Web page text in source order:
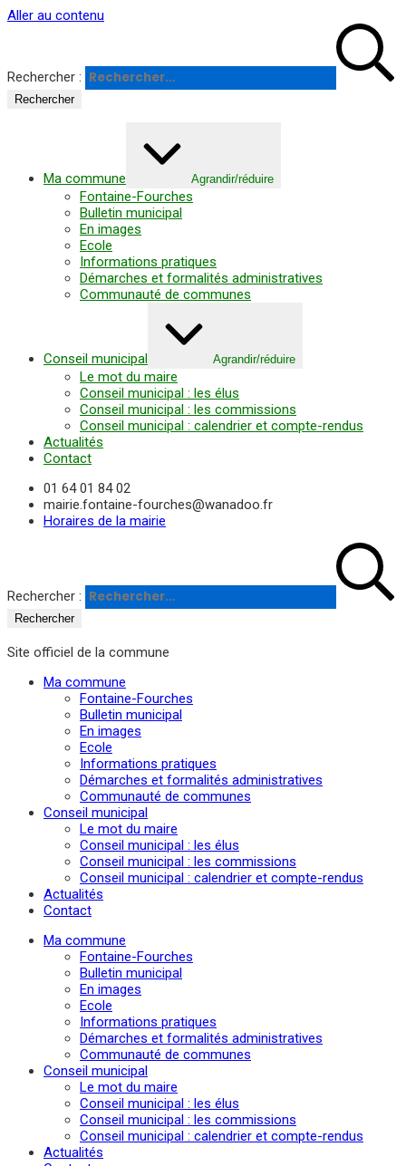
Panneau de gestion des cookies
Aller au contenu
Rechercher :
Ma commune Agrandir/réduire
Fontaine-Fourches
Bulletin municipal
En images
Ecole
Informations pratiques
Démarches et formalités administratives
Communauté de communes
Conseil municipal Agrandir/réduire
Le mot du maire
Conseil municipal : les élus
Conseil municipal : les commissions
Conseil municipal : calendrier et compte-rendus
Actualités
Contact
01 64 01 84 02
mairie.fontaine-fourches@wanadoo.fr
Horaires de la mairie
Rechercher :
Site officiel de la commune
Ma commune
Fontaine-Fourches
Bulletin municipal
En images
Ecole
Informations pratiques
Démarches et formalités administratives
Communauté de communes
Conseil municipal
Le mot du maire
Conseil municipal : les élus
Conseil municipal : les commissions
Conseil municipal : calendrier et compte-rendus
Actualités
Contact
Ma commune
Fontaine-Fourches
Bulletin municipal
En images
Ecole
Informations pratiques
Démarches et formalités administratives
Communauté de communes
Conseil municipal
Le mot du maire
Conseil municipal : les élus
Conseil municipal : les commissions
Conseil municipal : calendrier et compte-rendus
Actualités